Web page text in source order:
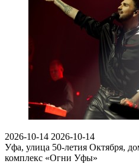
2026-10-14 2026-10-14
Уфа, улица 50-летия Октября,
комплекс «Огни Уфы»